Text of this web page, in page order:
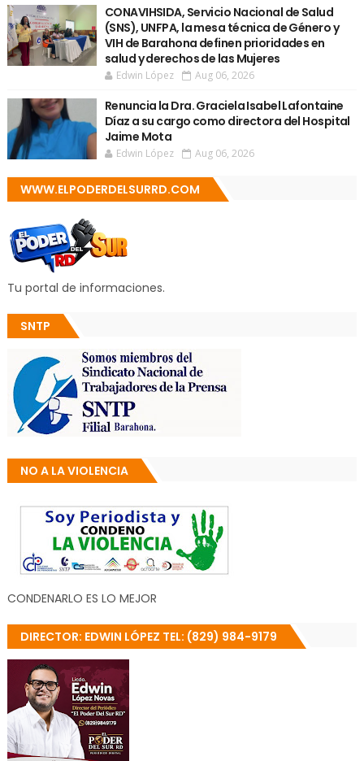
CONAVIHSIDA, Servicio Nacional de Salud
(SNS), UNFPA, la mesa técnica de Género y
VIH de Barahona definen prioridades en
salud y derechos de las Mujeres
Edwin López Aug 06, 2026
Renuncia la Dra. Graciela Isabel Lafontaine
Díaz a su cargo como directora del Hospital
Jaime Mota
Edwin López Aug 06, 2026
WWW.ELPODERDELSURRD.COM
Tu portal de informaciones.
SNTP
NO A LA VIOLENCIA
CONDENARLO ES LO MEJOR
DIRECTOR: EDWIN LÓPEZ TEL: (829) 984-9179